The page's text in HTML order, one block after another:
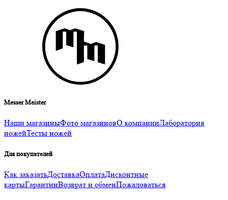
Messer Meister
Наши магазиныФото магазиновО компанииЛаборатория
ножейТесты ножей
Для покупателей
Как заказатьДоставкаОплатаДисконтные
картыГарантииВозврат и обменПожаловаться